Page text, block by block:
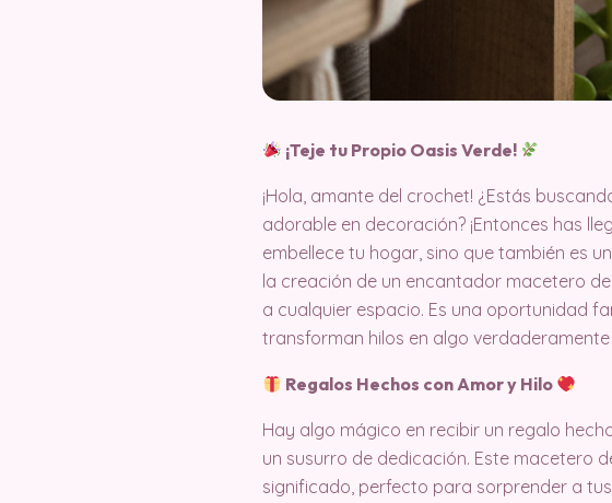
¡Teje tu Propio Oasis Verde!
¡Hola, amante del crochet! ¿Estás
adorable en decoración? ¡Entonces has
embellece tu hogar, sino que también es
la creación de un encantador macetero
a cualquier espacio. Es una oportunidad
transforman hilos en algo verdaderamente
Regalos Hechos con Amor y Hilo
Hay algo mágico en recibir un regalo
un susurro de dedicación. Este macetero
significado, perfecto para sorprender a